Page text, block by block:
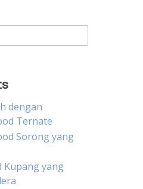
dengan
Ternate
Sorong yang
Kupang yang